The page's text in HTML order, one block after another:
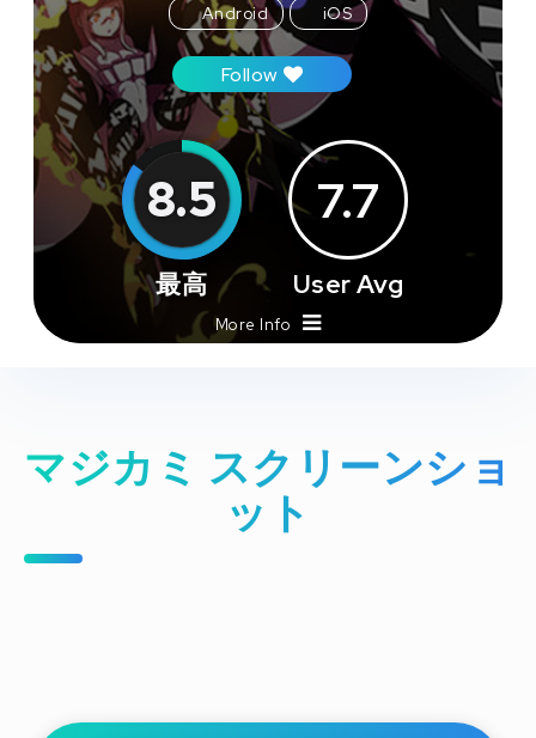
Android iOS
Follow
8.5
最高
7.7
User Avg
More Info
マジカミ スクリーンショ
ット